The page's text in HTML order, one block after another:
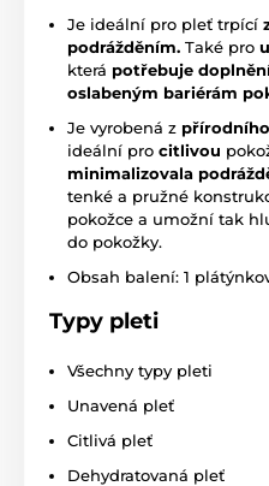
Je ideální pro pleť trpící
podrážděním. Také pro
která potřebuje
oslabeným bariérám
Je vyrobená z přírodního
ideální pro citlivou
minimalizovala
tenké a pružné
pokožce a umožní tak
do pokožky.
Obsah balení: 1
Typy pleti
Všechny typy pleti
Unavená pleť
Citlivá pleť
Dehydratovaná pleť